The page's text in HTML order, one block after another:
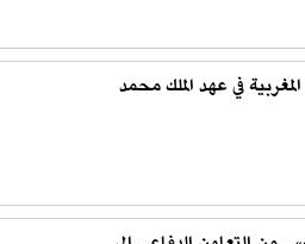
في عهد الملك محمد